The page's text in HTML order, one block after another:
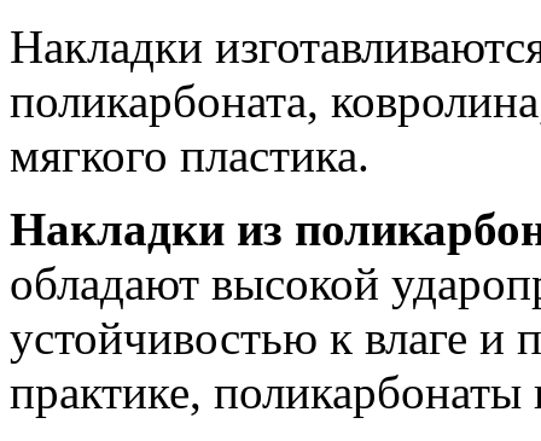
Накладки
поликарбоната,
мягкого пластика.
Накладки из
обладают высокой
устойчивостью к влаге и
практике,